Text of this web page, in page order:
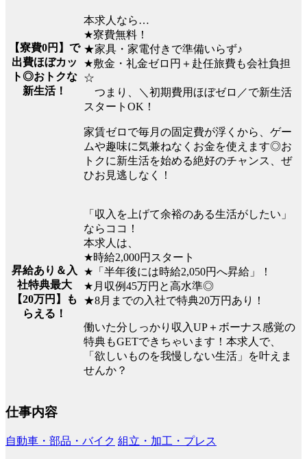
【寮費0円】で
出費ほぼカッ
ト◎おトクな
新生活！
本求人なら…
★寮費無料！
★家具・家電付きで準備いらず♪
★敷金・礼金ゼロ円＋赴任旅費も会社負担
☆
つまり、＼初期費用ほぼゼロ／で新生活
スタートOK！
家賃ゼロで毎月の固定費が浮くから、ゲー
ムや趣味に気兼ねなくお金を使えます◎お
トクに新生活を始める絶好のチャンス、ぜ
ひお見逃しなく！
昇給あり＆入
社特典最大
【20万円】も
らえる！
「収入を上げて余裕のある生活がしたい」
ならココ！
本求人は、
★時給2,000円スタート
★「半年後には時給2,050円へ昇給」！
★月収例45万円と高水準◎
★8月までの入社で特典20万円あり！
働いた分しっかり収入UP＋ボーナス感覚の
特典もGETできちゃいます！本求人で、
「欲しいものを我慢しない生活」を叶えま
せんか？
仕事内容
自動車・部品・バイク 組立・加工・プレス